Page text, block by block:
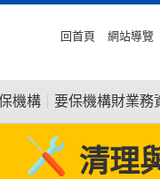
回首頁 網站導覽
機構 要保機構財業務
清理